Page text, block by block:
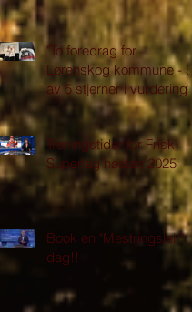
"To foredrag for
Lørenskog kommune - 5
av 5 stjerner i vurdering"
Treningstider for Frisk
Superlag høsten 2025
Book en "Mestringsleir" i
dag!!